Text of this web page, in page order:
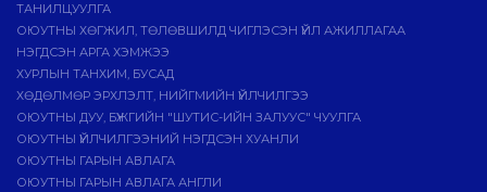
ТАНИЛЦУУЛГА
ОЮУТНЫ ХӨГЖИЛ, ТӨЛӨВШИЛД ЧИГЛЭСЭН ҮЙЛ АЖИЛЛАГАА
НЭГДСЭН АРГА ХЭМЖЭЭ
ХУРЛЫН ТАНХИМ, БУСАД
ХӨДӨЛМӨР ЭРХЛЭЛТ, НИЙГМИЙН ҮЙЛЧИЛГЭЭ
ОЮУТНЫ ДУУ, БҮЖГИЙН "ШУТИС-ИЙН ЗАЛУУС" ЧУУЛГА
ОЮУТНЫ ҮЙЛЧИЛГЭЭНИЙ НЭГДСЭН ХУАНЛИ
ОЮУТНЫ ГАРЫН АВЛАГА
ОЮУТНЫ ГАРЫН АВЛАГА АНГЛИ